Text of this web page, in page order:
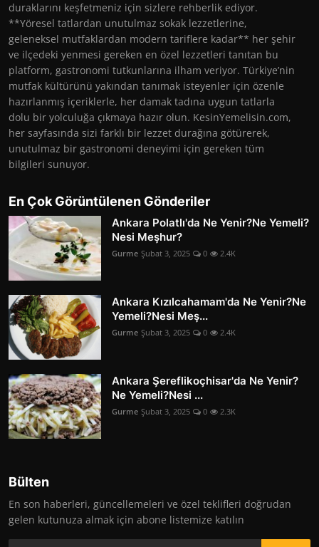
duraklarını keşfetmeniz için sizlere rehberlik ediyor.
**Yöresel tatlardan unutulmaz sokak lezzetlerine,
geleneksel mutfaklardan modern tariflere kadar** her şehir
ve ilçedeki yenmesi gereken en özel lezzetleri tanıtan bu
platform, gastronomi tutkunlarına ilham veriyor. Türkiye’nin
mutfak kültürünü yakından tanımak isteyenler için özenle
hazırlanmış içeriklerle, her damak tadına uygun tatlarla
dolu bir yolculuğa çıkmaya hazır olun. KesinYemelisin.com,
her sayfasında sizi farklı bir lezzet durağına götürerek,
unutulmaz bir gastronomi deneyimi için gereken tüm
bilgileri sunuyor.
En Çok Görüntülenen Gönderiler
Ankara Polatlı'da Ne Yenir?Ne Yemeli?
Nesi Meşhur?
Gurme Şubat 3, 2025 0 2.4K
Ankara Kızılcahamam'da Ne Yenir?Ne
Yemeli?Nesi Meş...
Gurme Şubat 3, 2025 0 2.4K
Ankara Şereflikoçhisar'da Ne Yenir?
Ne Yemeli?Nesi ...
Gurme Şubat 3, 2025 0 2.3K
Bülten
En son haberleri, güncellemeleri ve özel teklifleri doğrudan
gelen kutunuza almak için abone listemize katılın